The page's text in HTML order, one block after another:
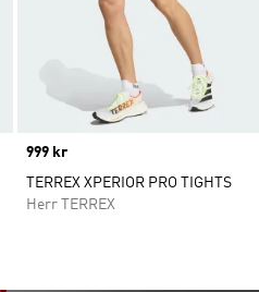
Price
999 kr
TERREX XPERIOR PRO TIGHTS
Herr TERREX